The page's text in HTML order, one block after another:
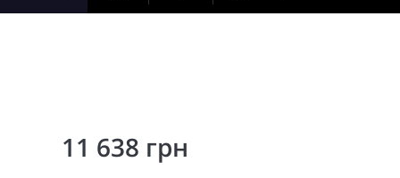
11 638 грн